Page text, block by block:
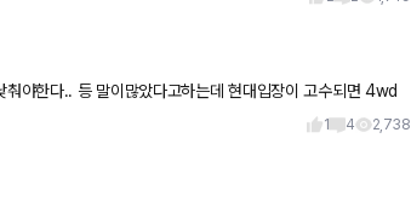
야한다.. 등 말이많았다고하는데 현대입장이 고수되면 4wd
1 4 2,738